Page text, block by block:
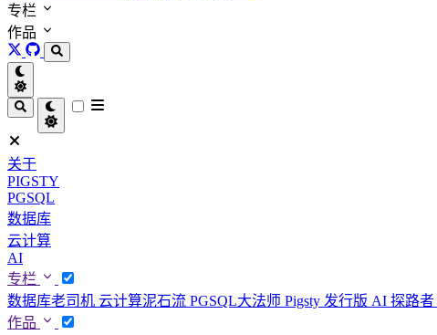
专栏
作品
关于
PIGSTY
PGSQL
数据库
云计算
AI
专栏
数据库老司机 云计算泥石流 PGSQL大法师 Pigsty 发行版 AI 探路者
作品